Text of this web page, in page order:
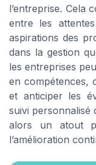
l’entreprise. Cela
entre les
aspirations des
dans la gestion
les entreprises
en compétences,
et anticiper les
suivi personnalisé
alors un atout
l’amélioration